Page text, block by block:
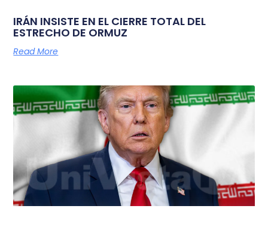
IRÁN INSISTE EN EL CIERRE TOTAL DEL
ESTRECHO DE ORMUZ
Read More